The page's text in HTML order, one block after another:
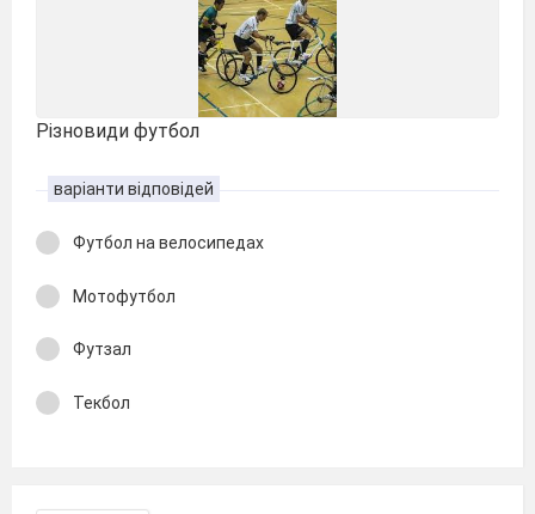
Різновиди футбол
варіанти відповідей
Футбол на велосипедах
Мотофутбол
Футзал
Текбол